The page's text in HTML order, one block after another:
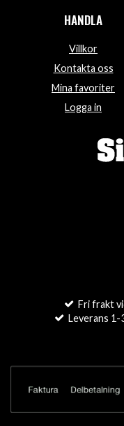
HANDLA
Villkor
Kontakta oss
Mina favoriter
Logga in
Fri frakt
Leverans 1-